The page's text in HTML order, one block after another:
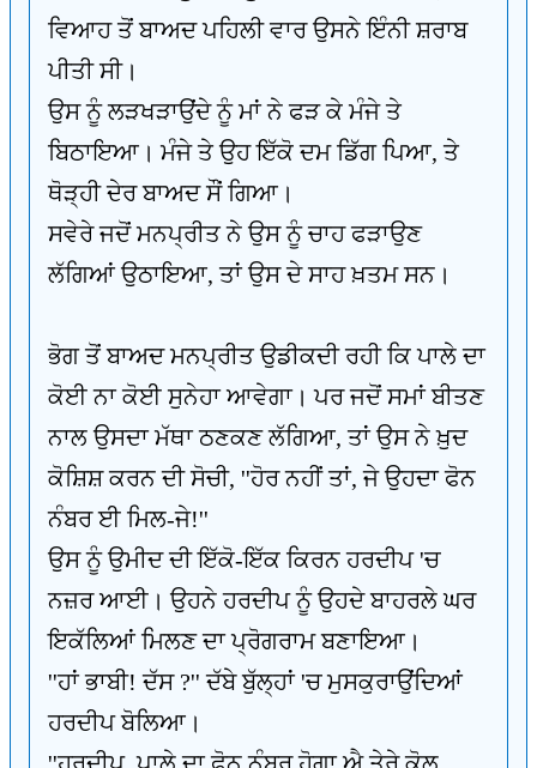
ਵਿਆਹ ਤੋਂ ਬਾਅਦ ਪਹਿਲੀ ਵਾਰ ਉਸਨੇ ਇੰਨੀ ਸ਼ਰਾਬ
ਪੀਤੀ ਸੀ।
ਉਸ ਨੂੰ ਲੜਖੜਾਉਂਦੇ ਨੂੰ ਮਾਂ ਨੇ ਫੜ ਕੇ ਮੰਜੇ ਤੇ
ਬਿਠਾਇਆ। ਮੰਜੇ ਤੇ ਉਹ ਇੱਕੋ ਦਮ ਡਿੱਗ ਪਿਆ, ਤੇ
ਥੋੜ੍ਹੀ ਦੇਰ ਬਾਅਦ ਸੌਂ ਗਿਆ।
ਸਵੇਰੇ ਜਦੋਂ ਮਨਪ੍ਰੀਤ ਨੇ ਉਸ ਨੂੰ ਚਾਹ ਫੜਾਉਣ
ਲੱਗਿਆਂ ਉਠਾਇਆ, ਤਾਂ ਉਸ ਦੇ ਸਾਹ ਖ਼ਤਮ ਸਨ।
ਭੋਗ ਤੋਂ ਬਾਅਦ ਮਨਪ੍ਰੀਤ ਉਡੀਕਦੀ ਰਹੀ ਕਿ ਪਾਲੇ ਦਾ
ਕੋਈ ਨਾ ਕੋਈ ਸੁਨੇਹਾ ਆਵੇਗਾ। ਪਰ ਜਦੋਂ ਸਮਾਂ ਬੀਤਣ
ਨਾਲ ਉਸਦਾ ਮੱਥਾ ਠਣਕਣ ਲੱਗਿਆ, ਤਾਂ ਉਸ ਨੇ ਖ਼ੁਦ
ਕੋਸ਼ਿਸ਼ ਕਰਨ ਦੀ ਸੋਚੀ, ''ਹੋਰ ਨਹੀਂ ਤਾਂ, ਜੇ ਉਹਦਾ ਫੋਨ
ਨੰਬਰ ਈ ਮਿਲ-ਜੇ!''
ਉਸ ਨੂੰ ਉਮੀਦ ਦੀ ਇੱਕੋ-ਇੱਕ ਕਿਰਨ ਹਰਦੀਪ 'ਚ
ਨਜ਼ਰ ਆਈ। ਉਹਨੇ ਹਰਦੀਪ ਨੂੰ ਉਹਦੇ ਬਾਹਰਲੇ ਘਰ
ਇਕੱਲਿਆਂ ਮਿਲਣ ਦਾ ਪ੍ਰੋਗਰਾਮ ਬਣਾਇਆ।
''ਹਾਂ ਭਾਬੀ! ਦੱਸ ?'' ਦੱਬੇ ਬੁੱਲ੍ਹਾਂ 'ਚ ਮੁਸਕੁਰਾਉਂਦਿਆਂ
ਹਰਦੀਪ ਬੋਲਿਆ।